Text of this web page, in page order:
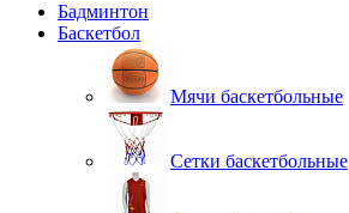
Бадминтон
Баскетбол
Мячи баскетбольные
Сетки баскетбольные